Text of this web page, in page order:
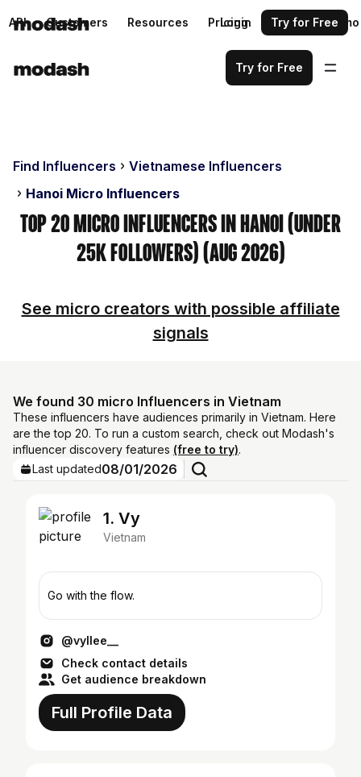
API Customers Resources Pricing Request a demo
Login Try for Free
Try for Free
Find Influencers
Vietnamese Influencers
Hanoi Micro Influencers
Top 20 Micro Influencers in Hanoi (Under
25k Followers) (Aug 2026)
See micro creators with possible affiliate
signals
We found 30 micro Influencers in Vietnam
These influencers have audiences primarily in Vietnam. Here
are the top 20. To run a custom search, check out Modash's
influencer discovery features (free to try).
Last updated08/01/2026
1. Vy
Vietnam
Go with the flow.
@vyllee__
Check contact details
Get audience breakdown
Full Profile Data